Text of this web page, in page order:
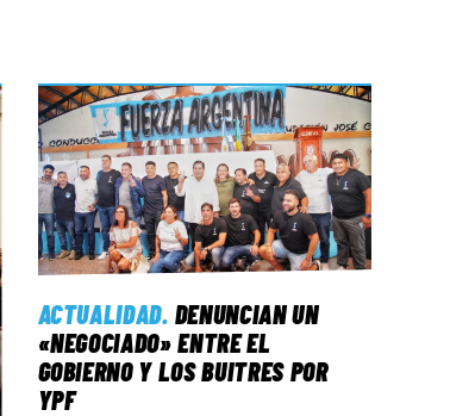
ACTUALIDAD. DENUNCIAN UN
«NEGOCIADO» ENTRE EL
GOBIERNO Y LOS BUITRES POR
YPF